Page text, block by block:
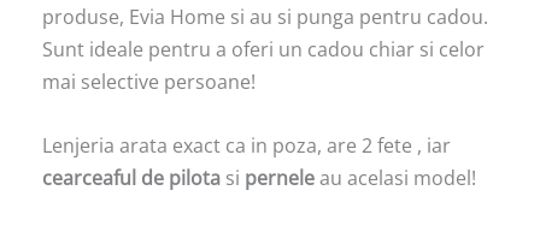
produse, Evia Home si au si punga pentru cadou.
Sunt ideale pentru a oferi un cadou chiar si celor
mai selective persoane!
Lenjeria arata exact ca in poza, are 2 fete , iar
cearceaful de pilota si perneleau acelasi model!